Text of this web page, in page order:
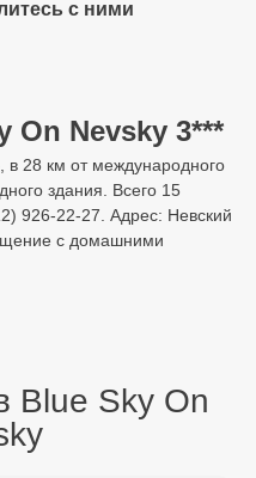
с ними
On Nevsky 3***
в 28 км от международного
здания. Всего 15
926-22-27. Адрес: Невский
с домашними
Blue Sky On